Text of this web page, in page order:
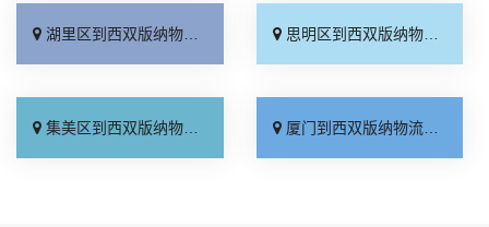
湖里区到西双版纳物流专线_零担配货「运保时效」 思明区到西双版纳物流专线_多少一吨「高速快运」
集美区到西双版纳物流专线_送货到门「高效快运」 厦门到西双版纳物流专线_直达特快专线「快速直达」